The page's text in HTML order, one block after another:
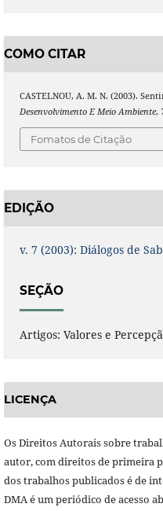
COMO CITAR
CASTELNOU, A. M. N. (2003).
Desenvolvimento E Meio Ambiente,
Fomatos de Citação
EDIÇÃO
v. 7 (2003): Diálogos de
SEÇÃO
Artigos: Valores e
LICENÇA
Os Direitos Autorais sobre
autor, com direitos de primeira
dos trabalhos publicados é de
DMA é um periódico de acesso